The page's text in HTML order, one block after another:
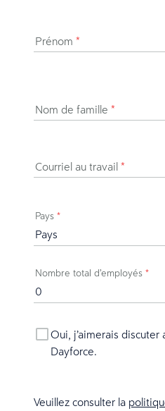
Prénom *
Nom de famille *
Courriel au travail *
Pays *
Nombre total d’employés *
Oui, j’aimerais discuter
Dayforce.
Veuillez consulter la